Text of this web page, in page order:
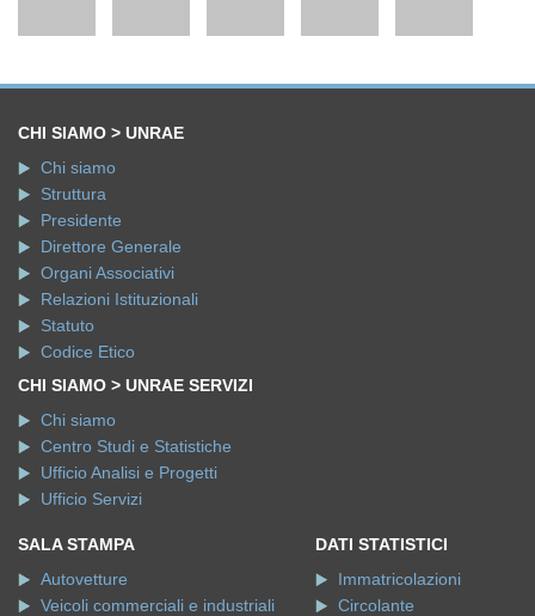
CHI SIAMO > UNRAE
Chi siamo
Struttura
Presidente
Direttore Generale
Organi Associativi
Relazioni Istituzionali
Statuto
Codice Etico
CHI SIAMO > UNRAE SERVIZI
Chi siamo
Centro Studi e Statistiche
Ufficio Analisi e Progetti
Ufficio Servizi
SALA STAMPA
Autovetture
Veicoli commerciali e industriali
DATI STATISTICI
Immatricolazioni
Circolante